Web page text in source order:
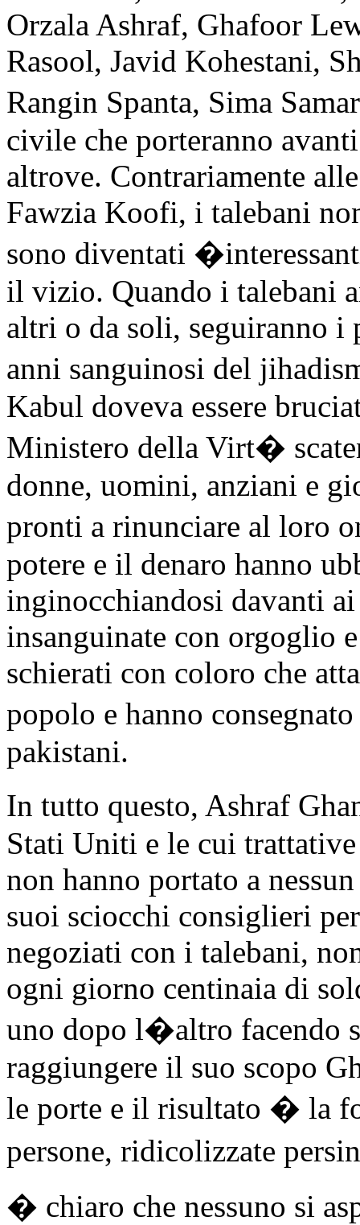
Orzala Ashraf, Ghafoor
Rasool, Javid Kohestani,
Rangin Spanta, Sima
civile che porteranno
altrove. Contrariamente
Fawzia Koofi, i talebani
sono diventati
il vizio. Quando i talebani
altri o da soli, seguiranno i
anni sanguinosi del
Kabul doveva essere
Ministero della Virt�
donne, uomini, anziani e
pronti a rinunciare al loro
potere e il denaro hanno
inginocchiandosi davanti
insanguinate con orgoglio
schierati con coloro che
popolo e hanno
pakistani.
In tutto questo, Ashraf
Stati Uniti e le cui
non hanno portato a
suoi sciocchi consiglieri
negoziati con i talebani,
ogni giorno centinaia di
uno dopo l�altro facendo
raggiungere il suo scopo
le porte e il risultato � la
persone, ridicolizzate
� chiaro che nessuno si